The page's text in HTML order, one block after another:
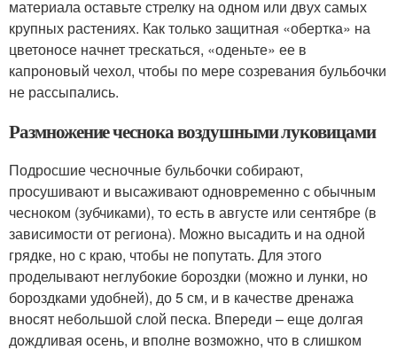
материала оставьте стрелку на одном или двух самых
крупных растениях. Как только защитная «обертка» на
цветоносе начнет трескаться, «оденьте» ее в
капроновый чехол, чтобы по мере созревания бульбочки
не рассыпались.
Размножение чеснока воздушными луковицами
Подросшие чесночные бульбочки собирают,
просушивают и высаживают одновременно с обычным
чесноком (зубчиками), то есть в августе или сентябре (в
зависимости от региона). Можно высадить и на одной
грядке, но с краю, чтобы не попутать. Для этого
проделывают неглубокие бороздки (можно и лунки, но
бороздками удобней), до 5 см, и в качестве дренажа
вносят небольшой слой песка. Впереди – еще долгая
дождливая осень, и вполне возможно, что в слишком